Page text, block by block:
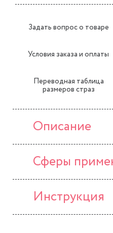
Задать вопрос о товаре
Условия заказа и оплаты
Переводная таблица
размеров страз
Описание
Сферы
Инструкция